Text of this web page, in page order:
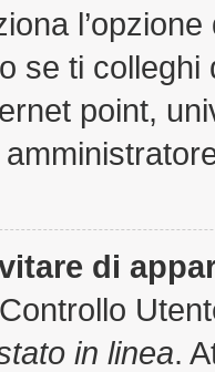
se ti
point,
di
in linea.